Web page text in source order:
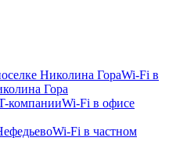
Wi-Fi в
Гора
Wi-Fi в офисе
Wi-Fi в частном